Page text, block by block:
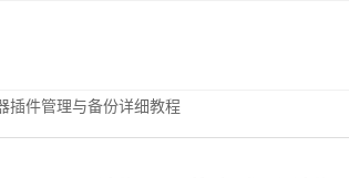
插件管理与备份详细教程